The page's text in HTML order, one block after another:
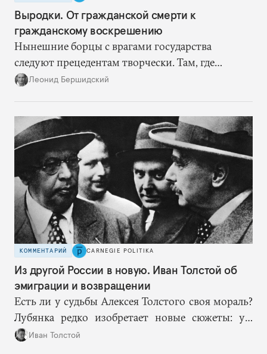
Выродки. От гражданской смерти к
гражданскому воскрешению
Нынешние борцы с врагами государства
следуют прецедентам творчески. Там, где
нацисты торопились в революционном угаре,
сериям ограничений и перекрывая вскрывшиеся
в процессе лазейки.
Леонид Бершидский
КОММЕНТАРИЙ CARNEGIE POLITIKA
Из другой России в новую. Иван Толстой об
эмиграции и возвращении
Есть ли у судьбы Алексея Толстого своя мораль?
Лубянка редко изобретает новые сюжеты: уж
больно хорошо срабатывают старые.
Иван Толстой